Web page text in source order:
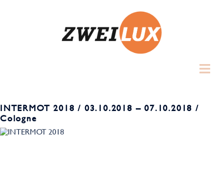
menu
INTERMOT 2018 / 03.10.2018 – 07.10.2018 /
Cologne